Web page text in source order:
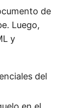
de
Luego,
y
del